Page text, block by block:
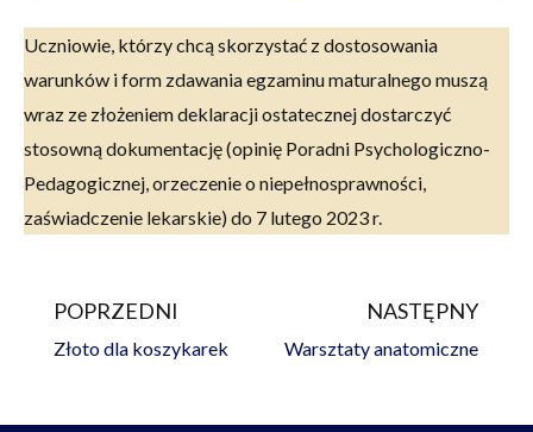
Uczniowie, którzy chcą skorzystać z dostosowania
warunków i form zdawania egzaminu maturalnego muszą
wraz ze złożeniem deklaracji ostatecznej dostarczyć
stosowną dokumentację (opinię Poradni Psychologiczno-
Pedagogicznej, orzeczenie o niepełnosprawności,
zaświadczenie lekarskie) do 7 lutego 2023 r.
Prev
POPRZEDNI
Złoto dla koszykarek
NASTĘPNY
Warsztaty anatomiczne